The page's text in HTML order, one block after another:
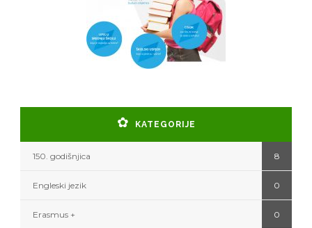
KATEGORIJE
150. godišnjica 8
Engleski jezik 0
Erasmus + 0